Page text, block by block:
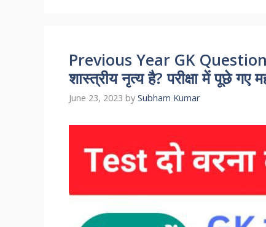
Previous Year GK Questions
शास्त्रीय नृत्य है? परीक्षा में पूछे गए
June 23, 2023 by Subham Kumar